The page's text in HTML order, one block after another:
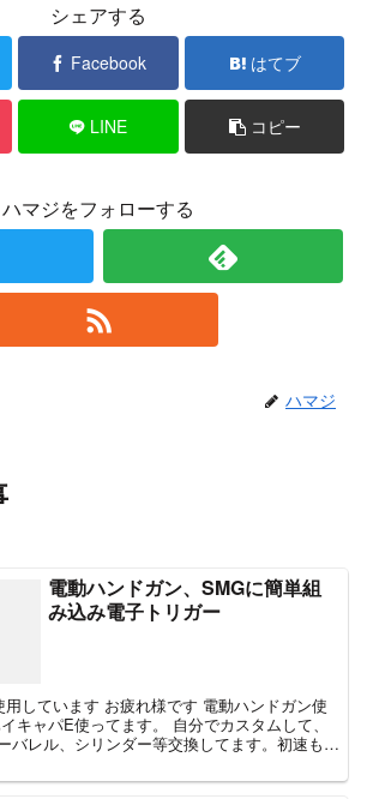
シェアする
Facebook はてブ
LINE コピー
ハマジをフォローする
ハマジ
電動ハンドガン、SMGに簡単組
み込み電子トリガー
様です 電動ハンドガン使
バレル、シリンダー等交換してます。初速も